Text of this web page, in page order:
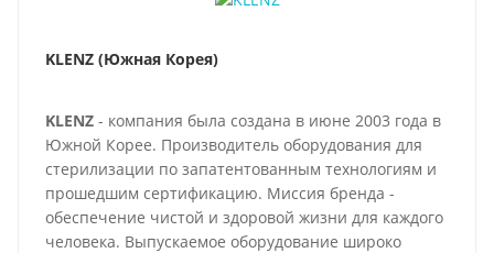
KLENZ (Южная Корея)
KLENZ- компания была создана в июне 2003 года в
Южной Корее. Производитель оборудования для
стерилизации по запатентованным технологиям и
прошедшим сертификацию. Миссия бренда -
обеспечение чистой и здоровой жизни для каждого
человека. Выпускаемое оборудование широко